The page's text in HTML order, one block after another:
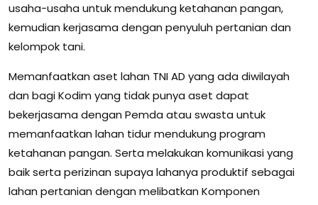
usaha-usaha untuk mendukung ketahanan pangan,
kemudian kerjasama dengan penyuluh pertanian dan
kelompok tani.
Memanfaatkan aset lahan TNI AD yang ada diwilayah
dan bagi Kodim yang tidak punya aset dapat
bekerjasama dengan Pemda atau swasta untuk
memanfaatkan lahan tidur mendukung program
ketahanan pangan. Serta melakukan komunikasi yang
baik serta perizinan supaya lahanya produktif sebagai
lahan pertanian dengan melibatkan Komponen